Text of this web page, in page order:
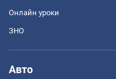
Онлайн уроки
ЗНО
Авто